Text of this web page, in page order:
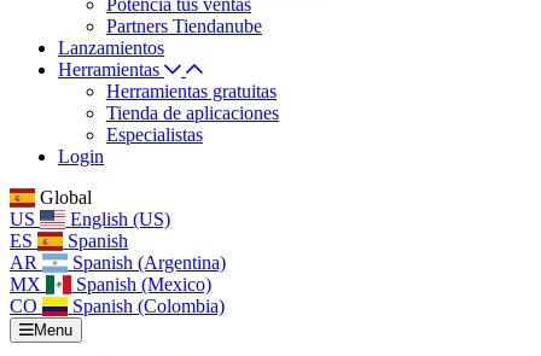
Potenciá tus ventas
Partners Tiendanube
Lanzamientos
Herramientas
Herramientas gratuitas
Tienda de aplicaciones
Especialistas
Login
Global
US
English (US)
ES
Spanish
AR
Spanish (Argentina)
MX
Spanish (Mexico)
CO
Spanish (Colombia)
Menu